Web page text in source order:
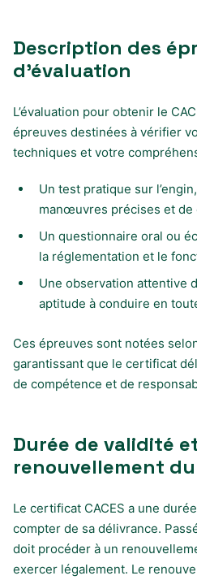
Description des
d’évaluation
L’évaluation pour obtenir le
épreuves destinées à vérifier
techniques et votre
Un test pratique sur
manœuvres précises et de
Un questionnaire oral ou
la réglementation et le
Une observation attentive
aptitude à conduire en
Ces épreuves sont notées
garantissant que le certificat
de compétence et de
Durée de validité
renouvellement du
Le certificat CACES a une
compter de sa délivrance.
doit procéder à un
exercer légalement. Le